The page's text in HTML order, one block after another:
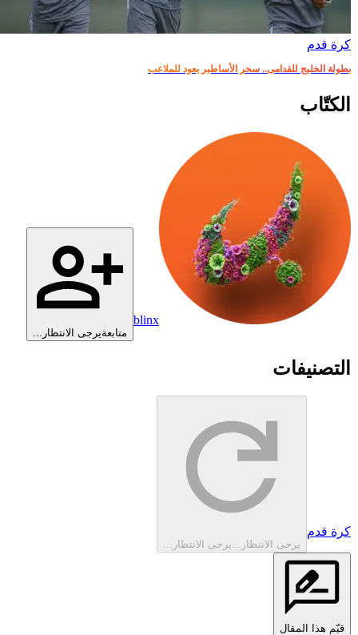
كرة قدم
بطولة الخليج للقدامى.. سحر الأساطير يعود للملاعب
الكتّاب
blinx
متابعةيرجى الانتظار...
التصنيفات
كرة قدم
يرجى الانتظار... يرجى الانتظار...
قيّم هذا المقال